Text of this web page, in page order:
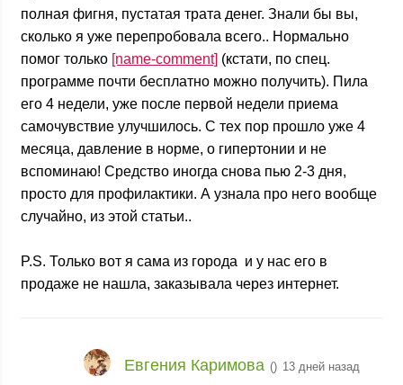
полная фигня, пустатая трата денег. Знали бы вы,
сколько я уже перепробовала всего.. Нормально
помог только [name-comment] (кстати, по спец.
программе почти бесплатно можно получить). Пила
его 4 недели, уже после первой недели приема
самочувствие улучшилось. С тех пор прошло уже 4
месяца, давление в норме, о гипертонии и не
вспоминаю! Средство иногда снова пью 2-3 дня,
просто для профилактики. А узнала про него вообще
случайно, из этой статьи..
P.S. Только вот я сама из города и у нас его в
продаже не нашла, заказывала через интернет.
Евгения Каримова () 13 дней назад